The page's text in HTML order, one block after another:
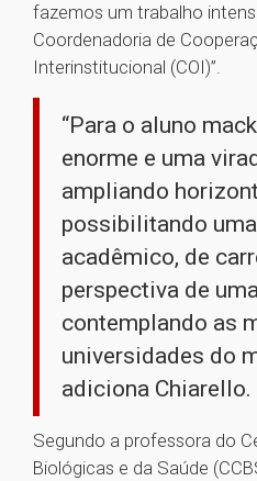
fazemos um trabalho
Coordenadoria de
Interinstitucional (COI)”.
“Para o aluno
enorme e uma
ampliando
possibilitando
acadêmico, de
perspectiva de
contemplando as
universidades do
adiciona Chiarello.
Segundo a professora do
Biológicas e da Saúde